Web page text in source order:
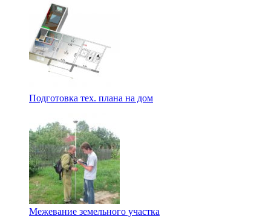
Подготовка тех. плана на дом
Межевание земельного участка